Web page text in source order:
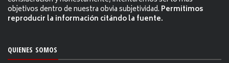
objetivos dentro de nuestra obvia subjetividad. Permitimos
reproducir la información citándo la fuente.
QUIENES SOMOS